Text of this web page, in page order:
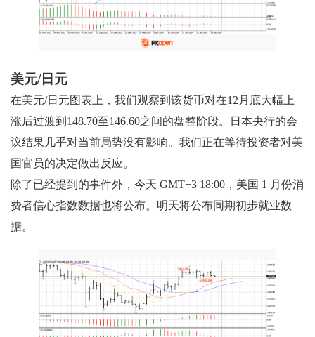
美元/日元
在美元/日元图表上，我们观察到该货币对在12月底大幅上
涨后过渡到148.70至146.60之间的盘整阶段。日本央行的会
议结果几乎对当前局势没有影响。我们正在等待投资者对美
国官员的决定做出反应。
除了已经提到的事件外，今天 GMT+3 18:00，美国 1 月份消
费者信心指数数据也将公布。明天将公布同期初步就业数
据。